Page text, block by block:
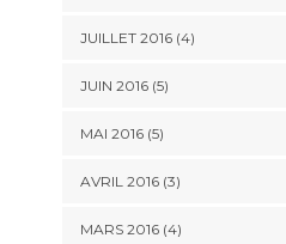
JUILLET 2016(4)
JUIN 2016(5)
MAI 2016(5)
AVRIL 2016(3)
MARS 2016(4)